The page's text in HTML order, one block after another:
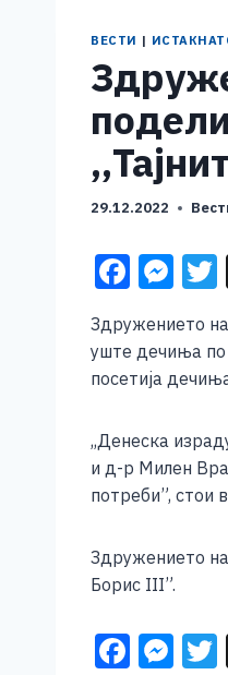
ВЕСТИ |
29.12.2022
F
c
e
o
o
k
M
ss
e
g
er
Здружението
уште дечиња по
посетија
,,Денеска
и д-р Милен
потреби”, стои
Здружението
Борис III”.
F M